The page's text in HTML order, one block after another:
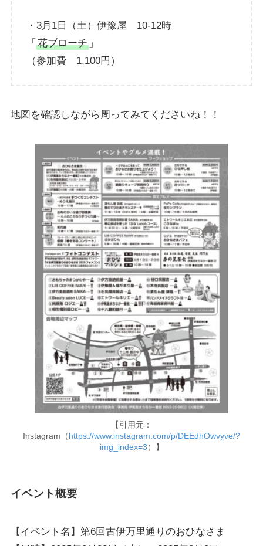
・3月1日（土）伊豫屋 10-12時
「花ブローチ 」
（参加費 1,100円）
地図を確認しながら周ってみてくださいね！！
【引用元：
Instagram（ https://www.instagram.com/p/DEEdhOwvyve/?
img_index=3 ）】
イベント概要
【イベント名】第6回古伊万里通りのおひなさま